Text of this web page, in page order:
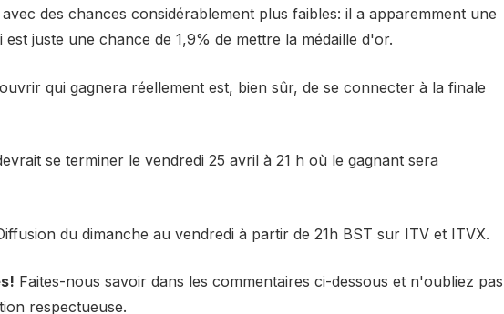
des chances considérablement plus faibles: il a apparemment une
est juste une chance de 1,9% de mettre la médaille d'or.
qui gagnera réellement est, bien sûr, de se connecter à la finale
se terminer le vendredi 25 avril à 21 h où le gagnant sera
du dimanche au vendredi à partir de 21h BST sur ITV et ITVX.
Faites-nous savoir dans les commentaires ci-dessous et n'oubliez pas
respectueuse.